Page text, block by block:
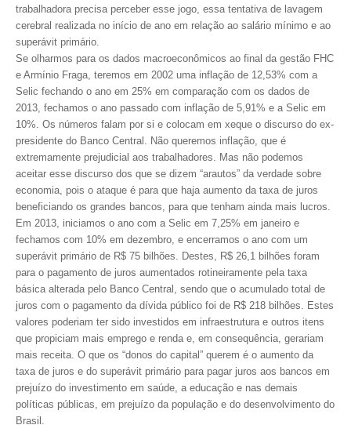
NOTÍCIAS NO WHATSAPP
FOTOS
PUBLICAÇÕES
PUBLICIDADE
MANUAL DE REDAÇÃO
RELEASES
CONTATO
CADASTRO
ATUALIZAÇÃO CADASTRAL
NÚCLEO JOVEM
trabalhadora precisa perceber esse jogo, essa tentativa de lavagem
cerebral realizada no início de ano em relação ao salário mínimo e ao
superávit primário.
Se olharmos para os dados macroeconômicos ao final da gestão FHC
e Armínio Fraga, teremos em 2002 uma inflação de 12,53% com a
Selic fechando o ano em 25% em comparação com os dados de
2013, fechamos o ano passado com inflação de 5,91% e a Selic em
10%. Os números falam por si e colocam em xeque o discurso do ex-
presidente do Banco Central. Não queremos inflação, que é
extremamente prejudicial aos trabalhadores. Mas não podemos
aceitar esse discurso dos que se dizem “arautos” da verdade sobre
economia, pois o ataque é para que haja aumento da taxa de juros
beneficiando os grandes bancos, para que tenham ainda mais lucros.
Em 2013, iniciamos o ano com a Selic em 7,25% em janeiro e
fechamos com 10% em dezembro, e encerramos o ano com um
superávit primário de R$ 75 bilhões. Destes, R$ 26,1 bilhões foram
para o pagamento de juros aumentados rotineiramente pela taxa
básica alterada pelo Banco Central, sendo que o acumulado total de
juros com o pagamento da dívida público foi de R$ 218 bilhões. Estes
valores poderiam ter sido investidos em infraestrutura e outros itens
que propiciam mais emprego e renda e, em consequência, gerariam
mais receita. O que os “donos do capital” querem é o aumento da
taxa de juros e do superávit primário para pagar juros aos bancos em
prejuízo do investimento em saúde, a educação e nas demais
políticas públicas, em prejuízo da população e do desenvolvimento do
Brasil.